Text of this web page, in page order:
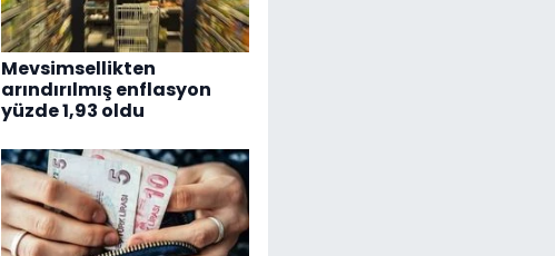
Mevsimsellikten
arındırılmış enflasyon
yüzde 1,93 oldu